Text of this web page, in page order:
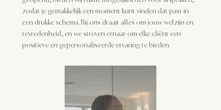
zodat je gemakkelijk een moment kunt vinden dat past in
een drukke schema. Bij ons draait alles om jouw welzijn en
tevredenheid, en we streven ernaar om elke cliënt een
positieve en gepersonaliseerde ervaring te bieden.